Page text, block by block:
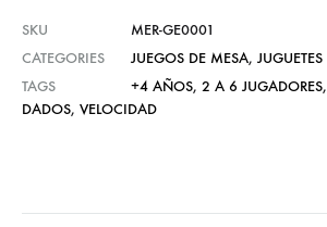
SKU
MER-GE0001
CATEGORIES
JUEGOS DE MESA, JUGUETES
TAGS
+4 AÑOS, 2 A 6 JUGADORES,
DADOS, VELOCIDAD